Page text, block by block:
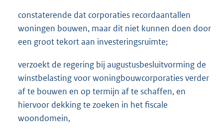
constaterende dat corporaties recordaantallen
woningen bouwen, maar dit niet kunnen doen door
een groot tekort aan investeringsruimte;
verzoekt de regering bij augustusbesluitvorming de
winstbelasting voor woningbouwcorporaties verder
af te bouwen en op termijn af te schaffen, en
hiervoor dekking te zoeken in het fiscale
woondomein,